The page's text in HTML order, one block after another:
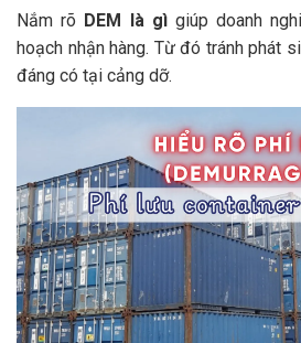
Nắm rõ DEM là gìgiúp doanh
hoạch nhận hàng. Từ đó tránh phát
đáng có tại cảng dỡ.